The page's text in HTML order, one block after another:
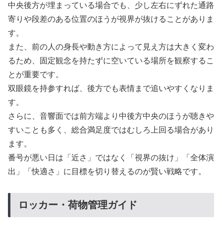
中央後方が埋まっている場合でも、少し左右にずれた通路
寄りや段差のある位置のほうが視界が抜けることがありま
す。
また、前の人の身長や動き方によって見え方は大きく変わ
るため、固定観念を持たずに空いている場所を観察するこ
とが重要です。
双眼鏡を持参すれば、後方でも表情まで追いやすくなりま
す。
さらに、音響面では前方端より中後方中央のほうが聴きや
すいことも多く、総合満足度ではむしろ上回る場合があり
ます。
番号が悪い日は「近さ」ではなく「視界の抜け」「全体演
出」「快適さ」に目標を切り替えるのが賢い戦略です。
ロッカー・荷物管理ガイド